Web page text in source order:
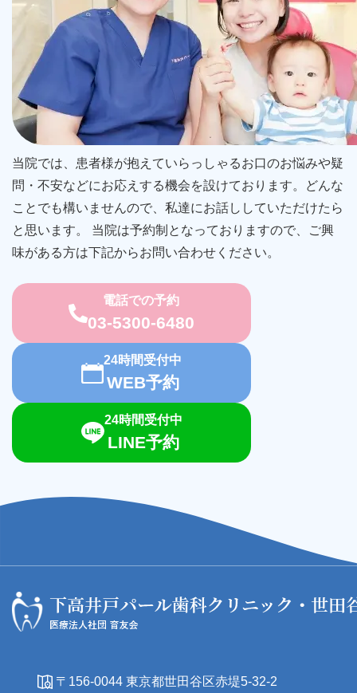
当院では、患者様が抱えていらっしゃるお口のお悩みや疑
問・不安などにお応えする機会を設けております。どんな
ことでも構いませんので、私達にお話ししていただけたら
と思います。 当院は予約制となっておりますので、ご興
味がある方は下記からお問い合わせください。
電話での予約
03-5300-6480
24時間受付中
WEB予約
24時間受付中
LINE予約
〒156-0044 東京都世田谷区赤堤5-32-2